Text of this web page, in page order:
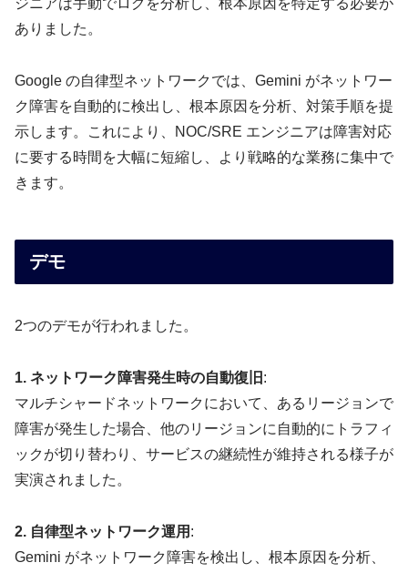
ありました。
Google の自律型ネットワークでは、Gemini がネットワー
ク障害を自動的に検出し、根本原因を分析、対策手順を提
示します。これにより、NOC/SRE エンジニアは障害対応
に要する時間を大幅に短縮し、より戦略的な業務に集中で
きます。
デモ
2つのデモが行われました。
1. ネットワーク障害発生時の自動復旧 :
マルチシャードネットワークにおいて、あるリージョンで
障害が発生した場合、他のリージョンに自動的にトラフィ
ックが切り替わり、サービスの継続性が維持される様子が
実演されました。
2. 自律型ネットワーク運用 :
Gemini がネットワーク障害を検出し、根本原因を分析、